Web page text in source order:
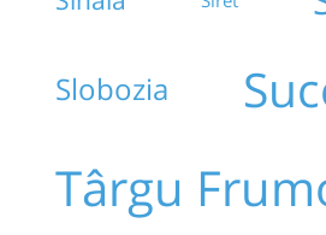
Slobozia
Târgu